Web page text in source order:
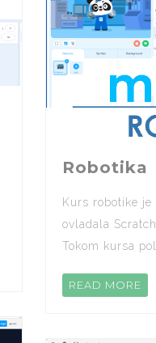
Robotika
Kurs robotike
ovladala
Tokom kursa
READ MORE